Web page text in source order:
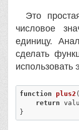
Это
числовое
единицу.
сделать
использовать
function plus2 (
return
}